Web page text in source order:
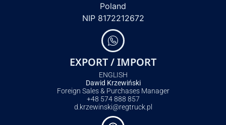
Poland
NIP 8172212672
EXPORT / IMPORT
ENGLISH
Dawid Krzewiński
Foreign Sales & Purchases Manager
+48 574 888 857
d.krzewinski@regtruck.pl